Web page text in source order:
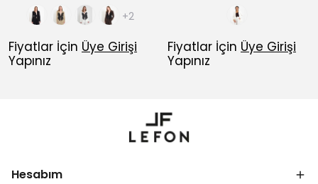
+2
Fiyatlar İçin Üye Girişi
Yapınız
Fiyatlar İçin Üye Girişi
Yapınız
Hesabım